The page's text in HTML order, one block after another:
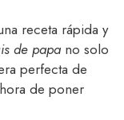
receta rápida y
de papa no solo
perfecta de
de poner